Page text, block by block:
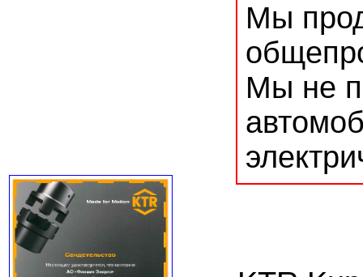
Мы
Мы не